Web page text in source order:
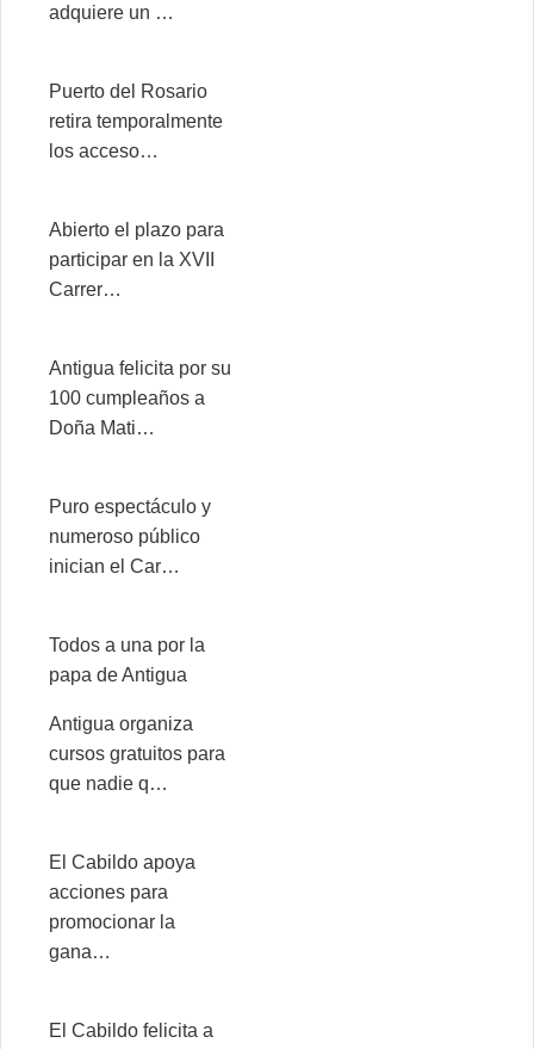
adquiere un …
Puerto del Rosario
retira temporalmente
los acceso…
Abierto el plazo para
participar en la XVII
Carrer…
Antigua felicita por su
100 cumpleaños a
Doña Mati…
Puro espectáculo y
numeroso público
inician el Car…
Todos a una por la
papa de Antigua
Antigua organiza
cursos gratuitos para
que nadie q…
El Cabildo apoya
acciones para
promocionar la
gana…
El Cabildo felicita a